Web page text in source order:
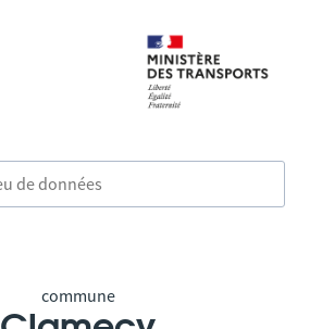
commune